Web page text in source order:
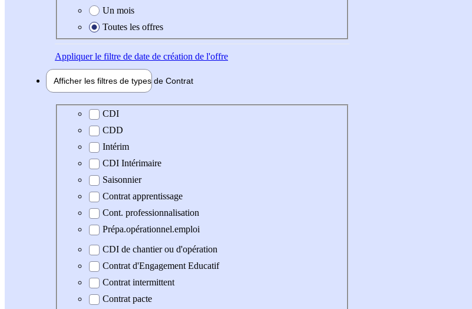
Un mois
Toutes les offres
Appliquerle filtre de date de création de l'offre
Afficher les filtres de types de Contrat
Type de contrat
CDI
CDD
Intérim
CDI Intérimaire
Saisonnier
Contrat apprentissage
Cont. professionnalisation
Prépa.opérationnel.emploi
CDI de chantier ou d'opération
Contrat d'Engagement Educatif
Contrat intermittent
Contrat pacte